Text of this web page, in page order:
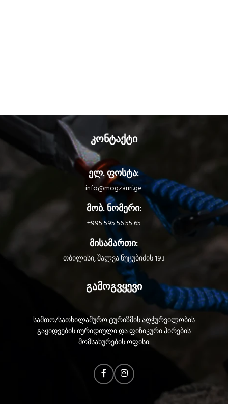
კონტაქტი
ელ. ფოსტა:
info@mogzauri.ge
მობ. ნომერი:
+995 595 56 55 65
მისამართი:
თბილისი, შალვა ნუცუბიძის 193
გამოგვყევი
სამთო/სათხილამურო ტურიზმის აღჭურვილობის
გაყიდვების იურიდიული და ფიზიკური პირების
მომსახურების ოფისი